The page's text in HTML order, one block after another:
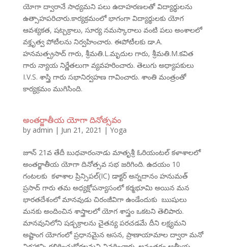
యోగా ద్వారానే సాధ్యమని పలు ఉదాహరణలతో విద్యార్థులను
ఉత్సాహపరిచారు.కార్యక్రమంలో భాగంగా విద్యార్థులకు యోగ
ఆవశ్యకత, షట్చక్రాలు, సూర్య నమస్కారాలు వంటి పలు అంశాలలో
వక్తృత్వ పోటీలను నిర్వహించారు. ఈపోటీలకు డా.A.
హనమత్ప్రసాద్ గారు, శ్రీమతి.L.మృదుల గారు, శ్రీమతి.M.కవిత
గారు న్యాయ నిర్ణేతలుగా వ్యవహరించారు. తెలుగు అధ్యాపకులు
I.V.S. శాస్త్రి గారు సభానిర్వహణ గావించారు. శాంతి మంత్రంతో
కార్యక్రమం ముగిసింది.
అంతర్జాతీయ యోగా దినోత్సవం
by admin | Jun 21, 2021 | Yoga
జూన్ 21వ తేదీ బుధవారంనాడు మాతృశ్రీ ఓరియంటల్ కళాశాలలో
అంతర్జాతీయ యోగా దినోత్సవ సభ జరిగింది. ఉదయం 10
గంటలకు కళాశాల ప్రిన్సిపల్(IC) డాక్టర్ అన్నదానం హనుమత్
ప్రసాద్ గారు తమ అధ్యక్షోపన్యాసంలో కర్మభూమి అయిన మన
భారతదేశంలో మానవుడు చిరంజీవిగా ఉండేందుకు ఋషులు
మనకు అందించిన శాస్త్రాలలో యోగ శాస్త్రం ఒకటని తెలిపారు.
మానవునిలోని షడ్చక్రాలను చైతన్య పరచడమే దీని లక్ష్యమని
అష్టాంగ యోగంలో ప్రధానమైన ఆసన, ప్రాణాయామాల ద్వారా మనో